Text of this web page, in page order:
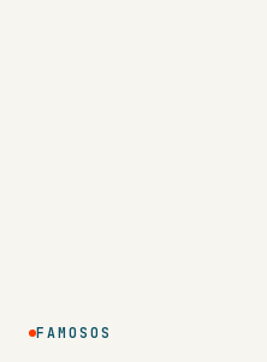
FAMOSOS